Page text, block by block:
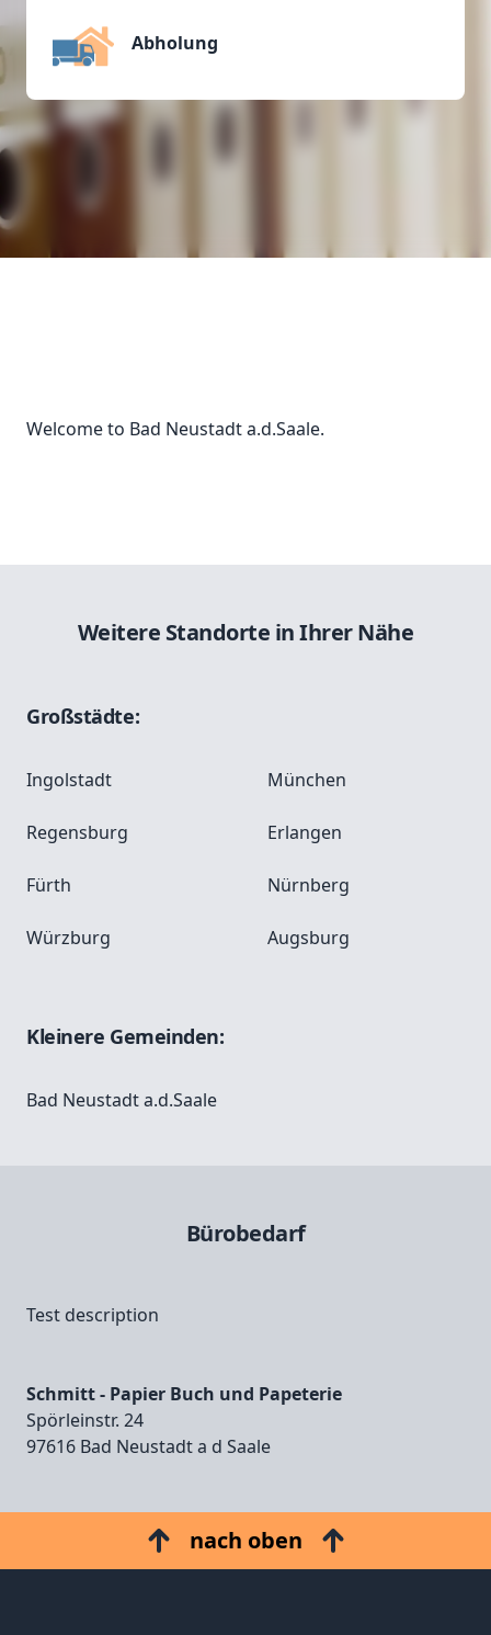
Abholung
Welcome to Bad Neustadt a.d.Saale.
Weitere Standorte in Ihrer Nähe
Großstädte:
Ingolstadt München
Regensburg Erlangen
Fürth Nürnberg
Würzburg Augsburg
Kleinere Gemeinden:
Bad Neustadt a.d.Saale
Bürobedarf
Test description
Schmitt - Papier Buch und Papeterie
Spörleinstr. 24
97616 Bad Neustadt a d Saale
nach oben